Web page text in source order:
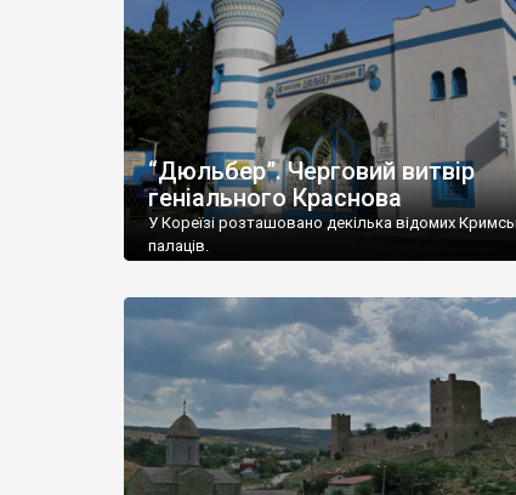
“Дюльбер”. Черговий витвір
геніального Краснова
У Кореїзі розташовано декілька відомих
палаців.